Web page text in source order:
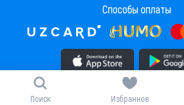
Способы оплаты
Скачать приложение в AppStore
Карта сайта
Поиск Избранное